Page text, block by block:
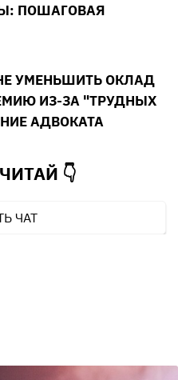
ПОШАГОВАЯ
УМЕНЬШИТЬ ОКЛАД
ИЗ-ЗА "ТРУДНЫХ
АДВОКАТА
ЧИТАЙ 👇
ЧАТ